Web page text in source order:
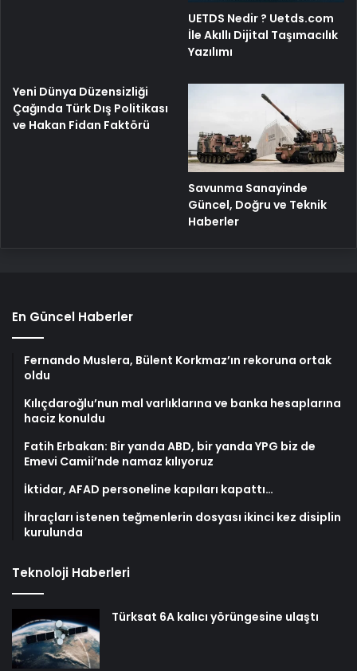
UETDS Nedir ? Uetds.com
İle Akıllı Dijital Taşımacılık
Yazılımı
Yeni Dünya Düzensizliği
Çağında Türk Dış Politikası
ve Hakan Fidan Faktörü
Savunma Sanayinde
Güncel, Doğru ve Teknik
Haberler
En Güncel Haberler
Fernando Muslera, Bülent Korkmaz’ın rekoruna ortak
oldu
Kılıçdaroğlu’nun mal varlıklarına ve banka hesaplarına
haciz konuldu
Fatih Erbakan: Bir yanda ABD, bir yanda YPG biz de
Emevi Camii’nde namaz kılıyoruz
İktidar, AFAD personeline kapıları kapattı…
İhraçları istenen teğmenlerin dosyası ikinci kez disiplin
kurulunda
Teknoloji Haberleri
Türksat 6A kalıcı yörüngesine ulaştı